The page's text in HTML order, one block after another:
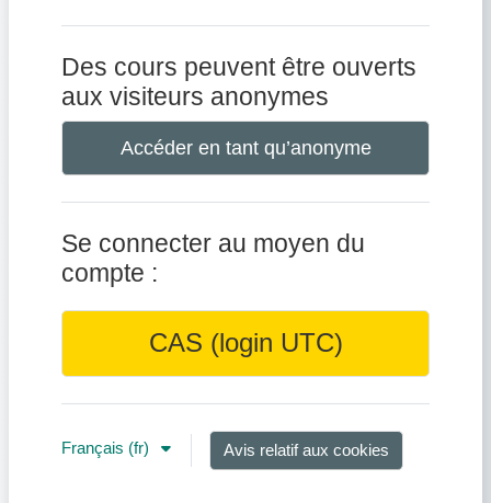
Des cours peuvent être ouverts
aux visiteurs anonymes
Accéder en tant qu’anonyme
Se connecter au moyen du
compte :
CAS (login UTC)
Français ‎(fr)‎ Avis relatif aux cookies